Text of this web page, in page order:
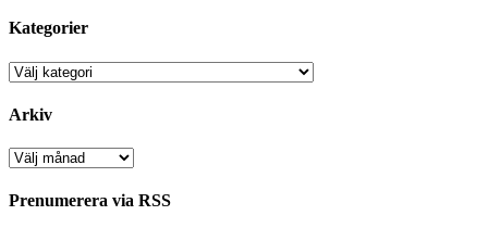
Kategorier
Kategorier
Arkiv
Arkiv
Prenumerera via RSS